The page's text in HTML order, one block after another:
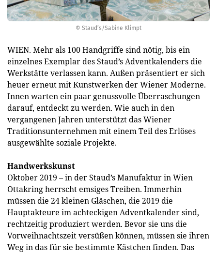
© Staud’s/Sabine Klimpt
WIEN. Mehr als 100 Handgriffe sind nötig, bis ein
einzelnes Exemplar des Staud’s Adventkalenders die
Werkstätte verlassen kann. Außen präsentiert er sich
heuer erneut mit Kunstwerken der Wiener Moderne.
Innen warten ein paar genussvolle Überraschungen
darauf, entdeckt zu werden. Wie auch in den
vergangenen Jahren unterstützt das Wiener
Traditionsunternehmen mit einem Teil des Erlöses
ausgewählte soziale Projekte.
Handwerkskunst
Oktober 2019 – in der Staud’s Manufaktur in Wien
Ottakring herrscht emsiges Treiben. Immerhin
müssen die 24 kleinen Gläschen, die 2019 die
Hauptakteure im achteckigen Adventkalender sind,
rechtzeitig produziert werden. Bevor sie uns die
Vorweihnachtszeit versüßen können, müssen sie ihren
Weg in das für sie bestimmte Kästchen finden. Das